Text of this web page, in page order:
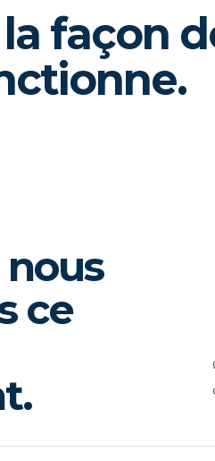
façon
ce